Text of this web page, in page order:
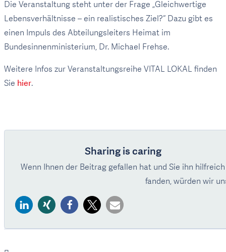
Die Veranstaltung steht unter der Frage „Gleichwertige
Lebensverhältnisse – ein realistisches Ziel?“ Dazu gibt es
einen Impuls des Abteilungsleiters Heimat im
Bundesinnenministerium, Dr. Michael Frehse.
Weitere Infos zur Veranstaltungsreihe VITAL LOKAL finden
Sie hier.
Sharing is caring
Wenn Ihnen der Beitrag gefallen hat und Sie ihn hilfreich
fanden, würden wir